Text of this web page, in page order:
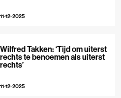
11-12-2025
Wilfred Takken: ‘Tijd om uiterst
rechts te benoemen als uiterst
rechts’
11-12-2025